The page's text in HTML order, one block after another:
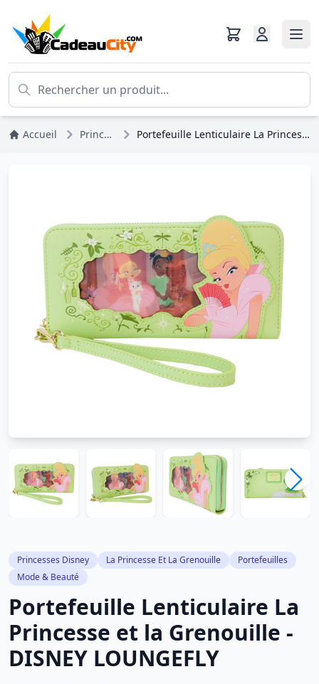
Accueil Princesses Disney Portefeuille Lenticulaire La Princesse et la Grenouille - DISNEY LOUNGEFLY
Princesses Disney La Princesse Et La Grenouille
Portefeuilles
Mode & Beauté
Portefeuille Lenticulaire La
Princesse et la Grenouille -
DISNEY LOUNGEFLY